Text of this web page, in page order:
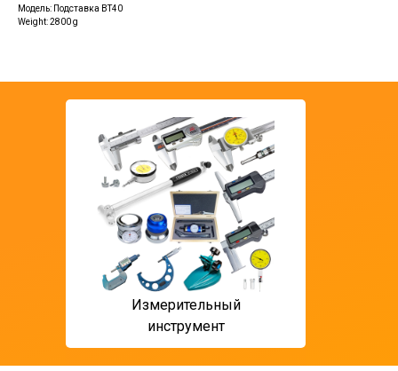
Модель: Подставка BT40
Weight: 2800 g
Измерительный
инструмент